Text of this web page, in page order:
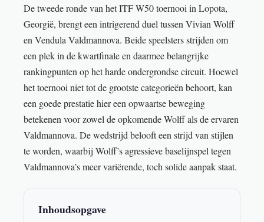
De tweede ronde van het ITF W50 toernooi in Lopota,
Georgië, brengt een intrigerend duel tussen Vivian Wolff
en Vendula Valdmannova. Beide speelsters strijden om
een plek in de kwartfinale en daarmee belangrijke
rankingpunten op het harde ondergrondse circuit. Hoewel
het toernooi niet tot de grootste categorieën behoort, kan
een goede prestatie hier een opwaartse beweging
betekenen voor zowel de opkomende Wolff als de ervaren
Valdmannova. De wedstrijd belooft een strijd van stijlen
te worden, waarbij Wolff’s agressieve baselijnspel tegen
Valdmannova’s meer variërende, toch solide aanpak staat.
Inhoudsopgave